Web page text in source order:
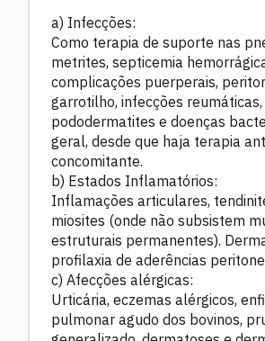
a) Infecções:
Como terapia de suporte nas
metrites, septicemia
complicações puerperais,
garrotilho, infecções reumáticas,
pododermatites e doenças
geral, desde que haja terapia
concomitante.
b) Estados Inflamatórios:
Inflamações articulares,
miosites (onde não subsistem
estruturais permanentes).
profilaxia de aderências
c) Afecções alérgicas:
Urticária, eczemas alérgicos,
pulmonar agudo dos bovinos,